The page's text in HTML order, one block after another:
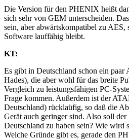
Die Version für den PHENIX heißt
sich sehr von GEM unterscheiden.
sein, aber abwärtskompatibel zu AES,
Software lauffähig bleibt.
KT:
Es gibt in Deutschland schon ein
Hades), die aber wohl für das breite
Vergleich zu leistungsfähigen PC-
Frage kommen. Außerdem ist der
Deutschland) rücklaüfig, so daß die
Gerät auch geringer sind. Also soll
Deutschland zu haben sein? Wie wird
Welche Gründe gibt es, gerade den